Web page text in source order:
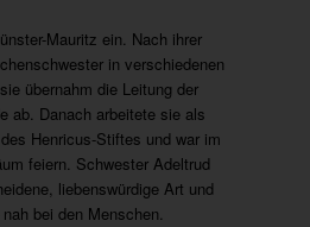
Mauritz ein. Nach ihrer
in verschiedenen
übernahm die Leitung der
ab. Danach arbeitete sie als
Henricus-Stiftes und war im
feiern. Schwester Adeltrud
liebenswürdige Art und
bei den Menschen.